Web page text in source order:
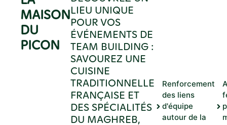
MAISON
DU
PICON
LIEU UNIQUE
POUR VOS
ÉVÉNEMENTS DE
TEAM BUILDING :
SAVOUREZ UNE
CUISINE
TRADITIONNELLE
FRANÇAISE ET
DES SPÉCIALITÉS
DU MAGHREB,
Renforcement
des liens
d'équipe
autour de la